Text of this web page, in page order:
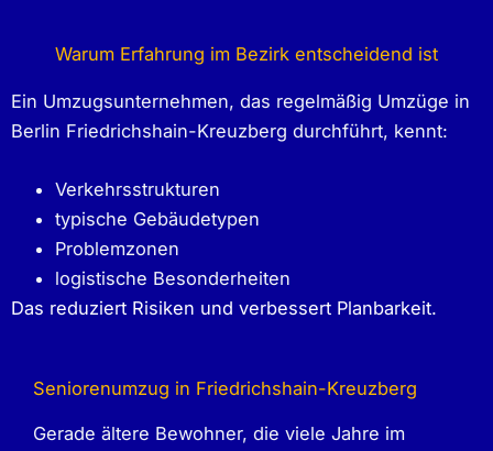
Warum Erfahrung im Bezirk entscheidend ist
Ein Umzugsunternehmen, das regelmäßig Umzüge in
Berlin Friedrichshain-Kreuzberg durchführt, kennt:
Verkehrsstrukturen
typische Gebäudetypen
Problemzonen
logistische Besonderheiten
Das reduziert Risiken und verbessert Planbarkeit.
Seniorenumzug in Friedrichshain-Kreuzberg
Gerade ältere Bewohner, die viele Jahre im